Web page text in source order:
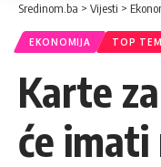
Sredinom.ba > Vijesti >
EKONOMIJA TOP
Karte
će imati